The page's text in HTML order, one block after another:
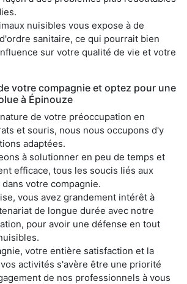
nuisibles vous expose à de
sanitaire, ce qui pourrait bien
sur votre qualité de vie et votre
votre compagnie et optez pour une
à Épinouze
de votre préoccupation en
et souris, nous nous occupons d'y
adaptées.
à solutionner en peu de temps et
efficace, tous les soucis liés aux
votre compagnie.
vous avez grandement intérêt à
de longue durée avec notre
pour avoir une défense en tout
votre entière satisfaction et la
activités s'avère être une priorité
de nos professionnels à vous